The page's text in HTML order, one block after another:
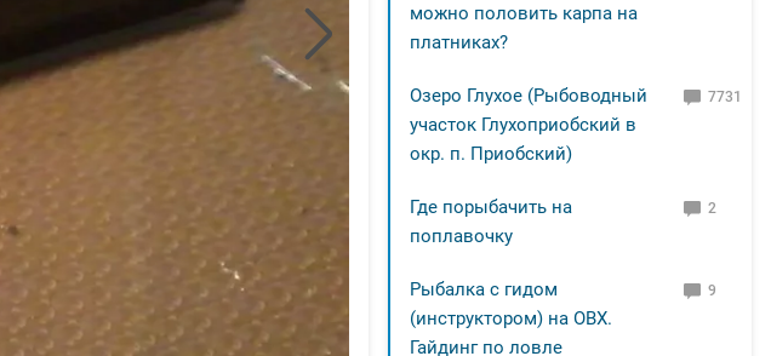
можно половить карпа на
платниках?
Озеро Глухое (Рыбоводный
участок Глухоприобский в
окр. п. Приобский)
7731
Где порыбачить на
поплавочку
2
Рыбалка с гидом
(инструктором) на ОВХ.
Гайдинг по ловле
9